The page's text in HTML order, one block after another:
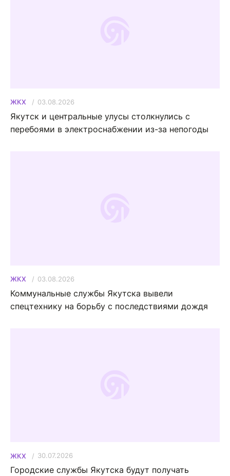
ЖКХ 03.08.2026
Якутск и центральные улусы столкнулись с
перебоями в электроснабжении из-за непогоды
ЖКХ 03.08.2026
Коммунальные службы Якутска вывели
спецтехнику на борьбу с последствиями дождя
ЖКХ 30.07.2026
Городские службы Якутска будут получать